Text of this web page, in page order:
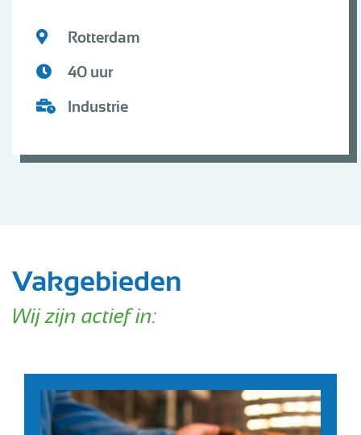
Rotterdam
40 uur
Industrie
Vakgebieden
Wij zijn actief in: